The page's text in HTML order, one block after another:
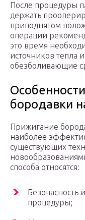
После процедуры
держать
приподнятом
операции
это время
источников тепла
обезболивающие
бородавки
Прижигание
наиболее
существующих
способа относятся:
Безопасность
процедуры;